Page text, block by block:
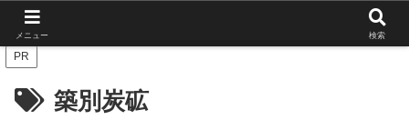
PR
築別炭砿
メニュー 検索